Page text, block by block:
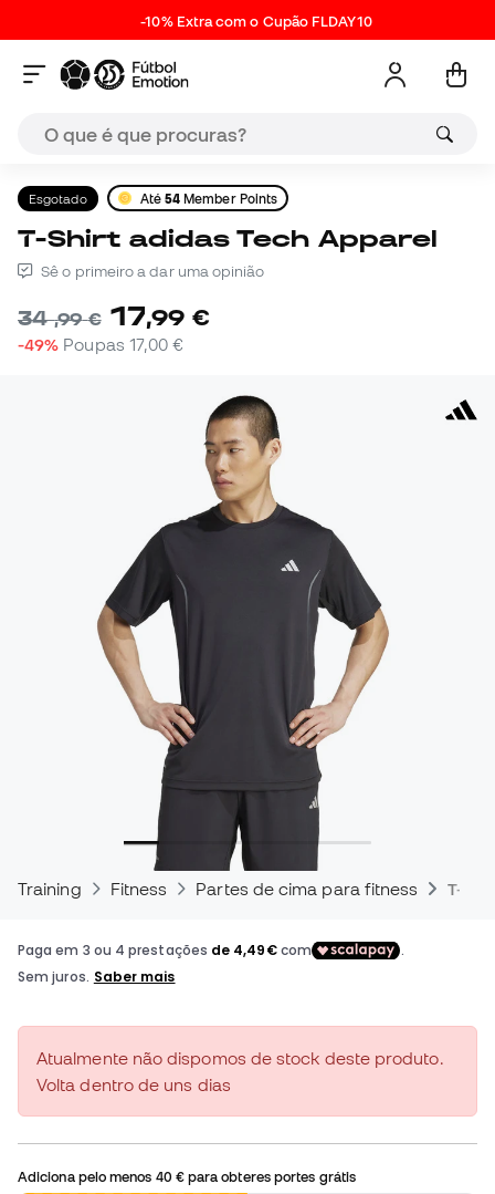
-10% Extra com o Cupão FLDAY10
Esgotado Até 54 Member Points
T-Shirt adidas Tech Apparel
Sê o primeiro a dar uma opinião
34,99 € 17,99 €
-49% Poupas 17,00 €
Training Fitness Partes de cima para fitness T-
Atualmente não dispomos de stock deste produto.
Volta dentro de uns dias
Adiciona pelo menos 40 €para obteres portes grátis